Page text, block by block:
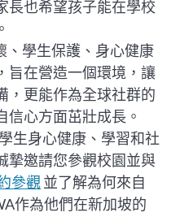
長也希望孩子能在學校
、學生保護、身心健康
旨在營造一個環境，讓
，更能作為全球社群的
信心方面茁壯成長。
生身心健康、學習和社
摯邀請您參觀校園並與
參觀並了解為何來自
作為他們在新加坡的